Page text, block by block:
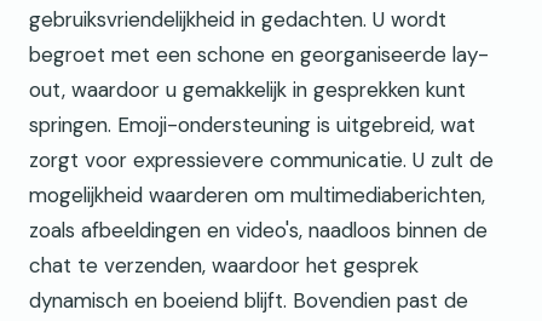
gebruiksvriendelijkheid in gedachten. U wordt
begroet met een schone en georganiseerde lay-
out, waardoor u gemakkelijk in gesprekken kunt
springen. Emoji-ondersteuning is uitgebreid, wat
zorgt voor expressievere communicatie. U zult de
mogelijkheid waarderen om multimediaberichten,
zoals afbeeldingen en video's, naadloos binnen de
chat te verzenden, waardoor het gesprek
dynamisch en boeiend blijft. Bovendien past de